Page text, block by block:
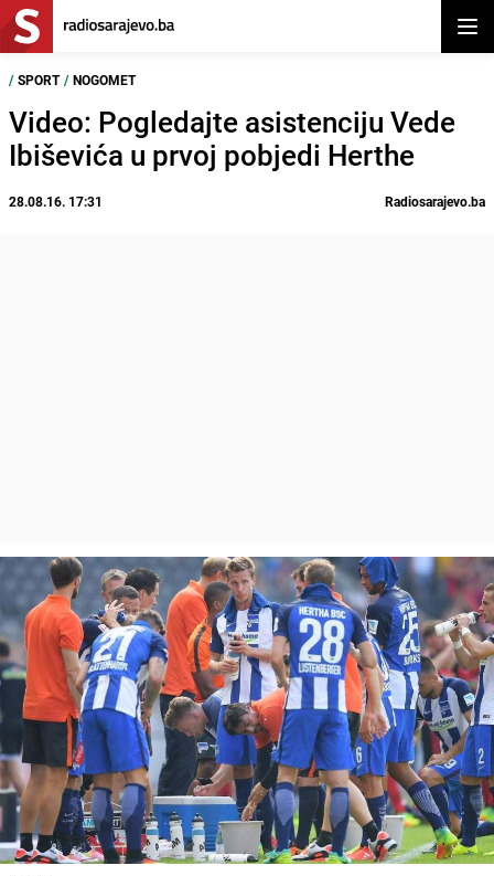
/ SPORT / NOGOMET
Video: Pogledajte asistenciju Vede
Ibiševića u prvoj pobjedi Herthe
28.08.16. 17:31 Radiosarajevo.ba